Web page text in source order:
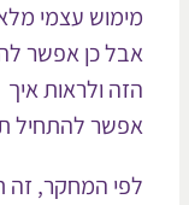
עצמי מלא.
כן אפשר להבין
ולראות איך
להתחיל תהליך
המחקר, זה תהליך